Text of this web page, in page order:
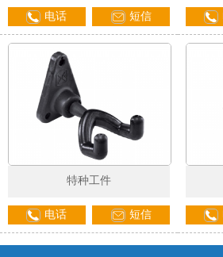
电话 短信
特种工件
电话 短信